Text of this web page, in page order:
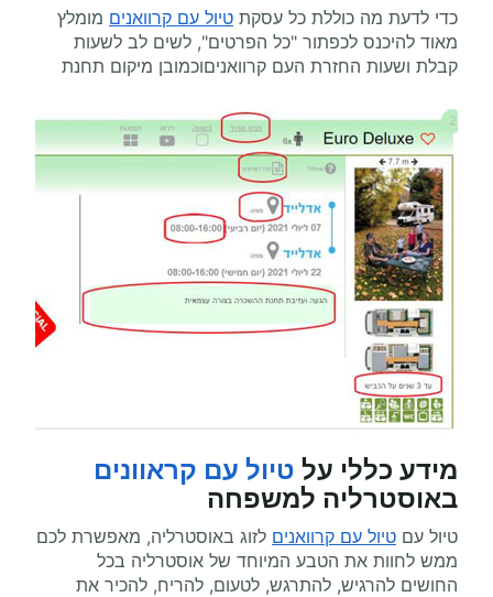
כדי לדעת מה כוללת כל עסקת טיול עם קרוואנים מומלץ
מאוד להיכנס לכפתור "כל הפרטים", לשים לב לשעות
קבלת ושעות החזרת העם קרוואניםוכמובן מיקום תחנת
מידע כללי על טיול עם קראוונים
באוסטרליה למשפחה
טיול עם טיול עם קרוואנים לזוג באוסטרליה, מאפשרת לכם
ממש לחוות את הטבע המיוחד של אוסטרליה בכל
החושים להרגיש, להתרגש, לטעום, להריח, להכיר את